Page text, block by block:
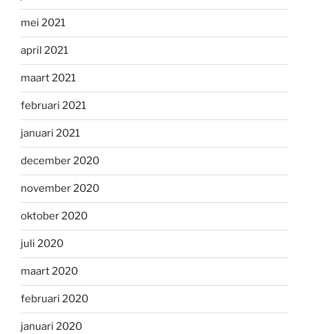
mei 2021
april 2021
maart 2021
februari 2021
januari 2021
december 2020
november 2020
oktober 2020
juli 2020
maart 2020
februari 2020
januari 2020